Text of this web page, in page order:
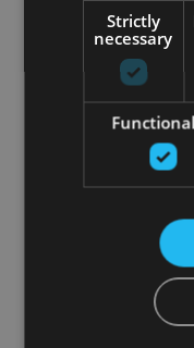
Strictly
necessary